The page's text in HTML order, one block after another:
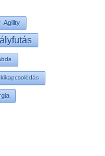
Agility